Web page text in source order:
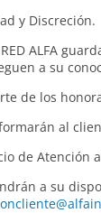
y Discreción.
ALFA
a su
de los
al
de Atención
a su